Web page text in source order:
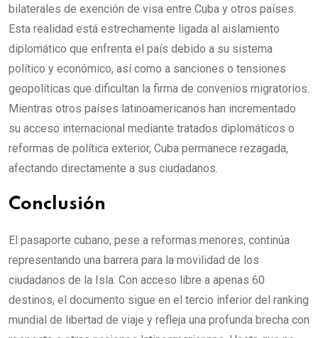
bilaterales de exención de visa entre Cuba y otros países.
Esta realidad está estrechamente ligada al aislamiento
diplomático que enfrenta el país debido a su sistema
político y económico, así como a sanciones o tensiones
geopolíticas que dificultan la firma de convenios migratorios.
Mientras otros países latinoamericanos han incrementado
su acceso internacional mediante tratados diplomáticos o
reformas de política exterior, Cuba permanece rezagada,
afectando directamente a sus ciudadanos.
Conclusión
El pasaporte cubano, pese a reformas menores, continúa
representando una barrera para la movilidad de los
ciudadanos de la Isla. Con acceso libre a apenas 60
destinos, el documento sigue en el tercio inferior del ranking
mundial de libertad de viaje y refleja una profunda brecha con